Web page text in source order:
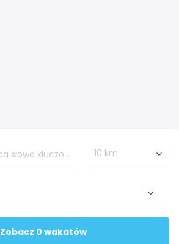
10 km
Zobacz 0 wakatów